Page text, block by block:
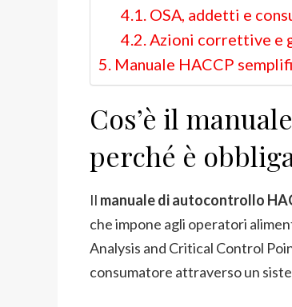
OSA, addetti e
Azioni correttive e
Manuale HACCP
Cos’è il
perché è
Il manuale di autocontrollo
che impone agli operatori
Analysis and Critical Control
consumatore attraverso un